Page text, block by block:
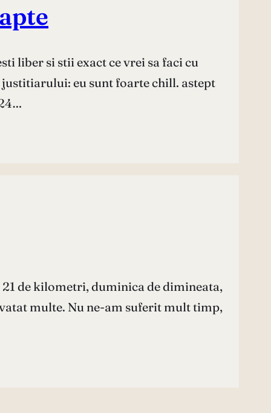
liber si stii exact ce vrei sa faci cu
eu sunt foarte chill. astept
de kilometri, duminica de dimineata,
multe. Nu ne-am suferit mult timp,